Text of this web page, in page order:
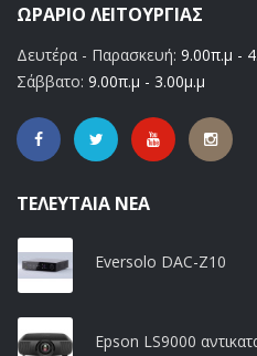
ΩΡΆΡΙΟ ΛΕΙΤΟΥΡΓΊΑΣ
Δευτέρα - Παρασκευή: 9.00π.μ -
Σάββατο: 9.00π.μ - 3.00μ.μ
ΤΕΛΕΥΤΑΊΑ ΝΈΑ
Eversolo DAC-Z10
Epson LS9000